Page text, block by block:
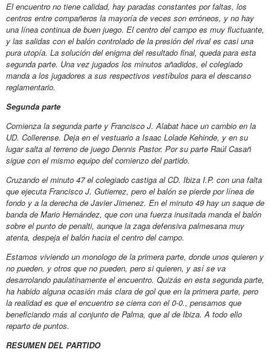
El encuentro no tiene calidad, hay paradas constantes por faltas, los
centros entre compañeros la mayoría de veces son erróneos, y no hay
una línea continua de buen juego. El centro del campo es muy fluctuante,
y las salidas con el balón controlado de la presión del rival es casi una
pura utopía. La solución del enigma del resultado final, queda para esta
segunda parte. Una vez jugados los minutos añadidos, el colegiado
manda a los jugadores a sus respectivos vestíbulos para el descanso
reglamentario.
Segunda parte
Comienza la segunda parte y Francisco J. Alabat hace un cambio en la
UD. Collerense. Deja en el vestuario a Isaac Lolade Kehinde, y en su
lugar salta al terreno de juego Dennis Pastor. Por su parte Raúl Casañ
sigue con el mismo equipo del comienzo del partido.
Cruzando el minuto 47 el colegiado castiga al CD. Ibiza I.P. con una falta
que ejecuta Francisco J. Gutierrez, pero el balón se pierde por línea de
fondo y a la derecha de Javier Jimenez. En el minuto 49 hay un saque de
banda de Mario Hernández, que con una fuerza inusitada manda el balón
sobre el punto de penalti, aunque la zaga defensiva palmesana muy
atenta, despeja el balón hacia el centro del campo.
Estamos viviendo un monologo de la primera parte, donde unos quieren y
no pueden, y otros que no pueden, pero si quieren, y así se va
desarrolando paulatinamente el encuentro. Quizás en esta segunda parte,
ha habido alguna ocasión más clara de gol que en la primera parte, pero
la realidad es que el encuentro se cierra con el 0-0., pensamos que
beneficiando más al conjunto de Palma, que al de Ibiza. A todo ello
reparto de puntos.
RESUMEN DEL PARTIDO